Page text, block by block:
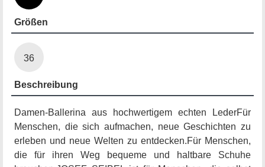
Größen
36
Beschreibung
Damen-Ballerina aus hochwertigem echten LederFür
Menschen, die sich aufmachen, neue Geschichten zu
erleben und neue Welten zu entdecken.Für Menschen,
die für ihren Weg bequeme und haltbare Schuhe